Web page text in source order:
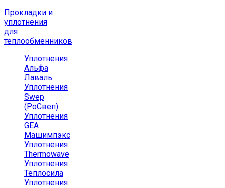
Прокладки и
уплотнения
для
теплообменников
Уплотнения
Альфа
Лаваль
Уплотнения
Swep
(РоСвеп)
Уплотнения
GEA
Машимпэкс
Уплотнения
Thermowave
Уплотнения
Теплосила
Уплотнения